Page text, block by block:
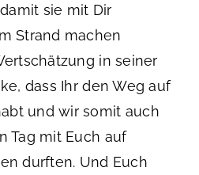
sie mit Dir
Strand machen
in seiner
dass Ihr den Weg auf
und wir somit auch
Tag mit Euch auf
durften. Und Euch